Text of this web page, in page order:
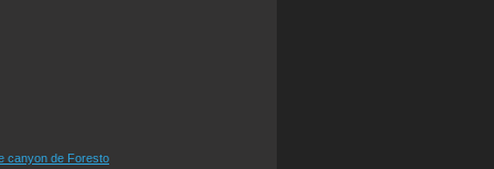
canyon de Foresto